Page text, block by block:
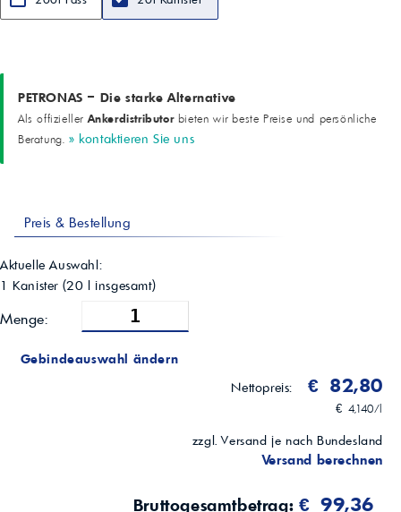
Dichte bei 15 °C
0,851 g/cm³ (ASTM D4052)
Viskositätsindex
166 (ASTM D2270)
> 240 °C (ASTM D92)
Gesamtbasenzahl (TBN)
8,0 mgKOH/g (ASTM D2896)
-42 °C (ASTM D97)
Kraftstoffsparpotenzial, verlängerte Ölwechselintervalle, hoher
Verschleißschutz
PETRONAS – Die starke Alternative
Als offiziellerAnkerdistributorbieten wir beste Preise und persönliche
Beratung. » kontaktieren Sie uns
Preis & Bestellung
Aktuelle Auswahl:
1 Kanister (20 l insgesamt)
Menge:
Gebindeauswahl ändern
Nettopreis:
€ 82,80
€ 4,140/l
zzgl. Versand je nach Bundesland
Versand berechnen
Bruttogesamtbetrag: € 99,36